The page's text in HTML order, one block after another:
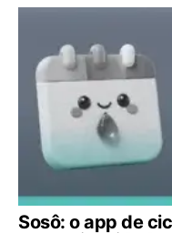
Sosô: o app de